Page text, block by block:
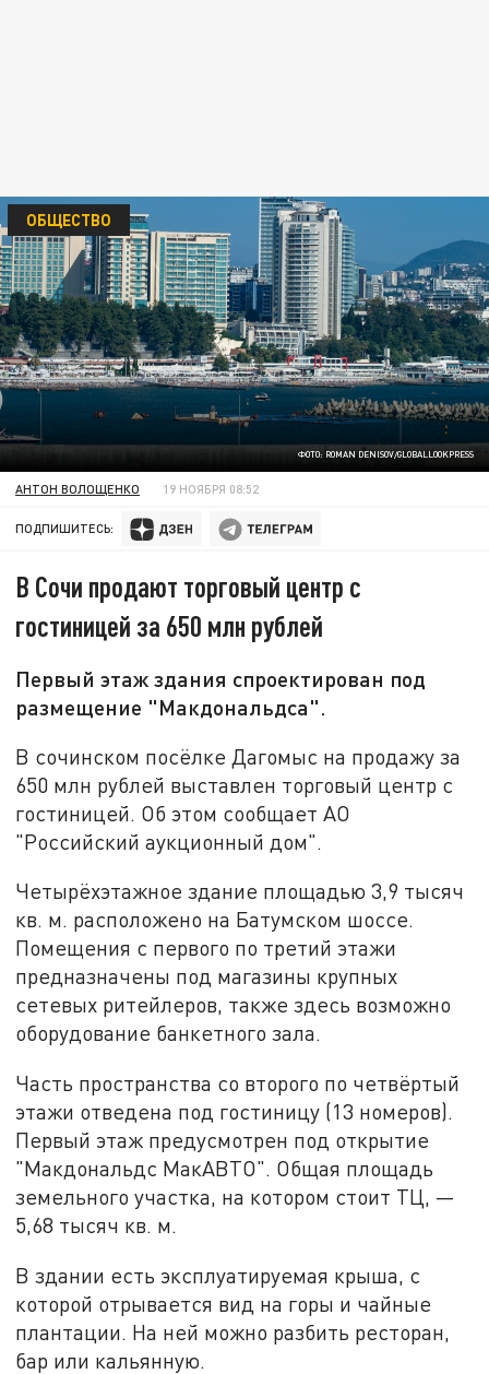
ФОТО: ROMAN DENISOV/GLOBALLOOKPRESS
ОБЩЕСТВО
АНТОН ВОЛОЩЕНКО 19 НОЯБРЯ 08:52
ПОДПИШИТЕСЬ:
В Сочи продают торговый центр с
гостиницей за 650 млн рублей
Первый этаж здания спроектирован под
размещение "Макдональдса".
В сочинском посёлке Дагомыс на продажу за
650 млн рублей выставлен торговый центр с
гостиницей. Об этом сообщает АО
"Российский аукционный дом".
Четырёхэтажное здание площадью 3,9 тысяч
кв. м. расположено на Батумском шоссе.
Помещения с первого по третий этажи
предназначены под магазины крупных
сетевых ритейлеров, также здесь возможно
оборудование банкетного зала.
Часть пространства со второго по четвёртый
этажи отведена под гостиницу (13 номеров).
Первый этаж предусмотрен под открытие
"Макдональдс МакАВТО". Общая площадь
земельного участка, на котором стоит ТЦ, —
5,68 тысяч кв. м.
В здании есть эксплуатируемая крыша, с
которой отрывается вид на горы и чайные
плантации. На ней можно разбить ресторан,
бар или кальянную.